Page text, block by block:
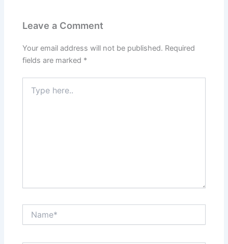
Leave a Comment
Your email address will not be published. Required
fields are marked *
here..